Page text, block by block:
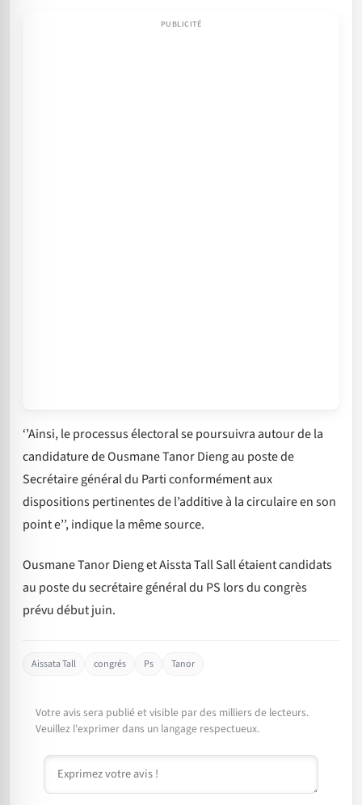
‘’Ainsi, le processus électoral se poursuivra autour de la
candidature de Ousmane Tanor Dieng au poste de
Secrétaire général du Parti conformément aux
dispositions pertinentes de l’additive à la circulaire en son
point e’’, indique la même source.
Ousmane Tanor Dieng et Aissta Tall Sall étaient candidats
au poste du secrétaire général du PS lors du congrès
prévu début juin.
Aissata Tall congrés Ps Tanor
Votre avis sera publié et visible par des milliers de lecteurs.
Veuillez l'exprimer dans un langage respectueux.
Commentaire